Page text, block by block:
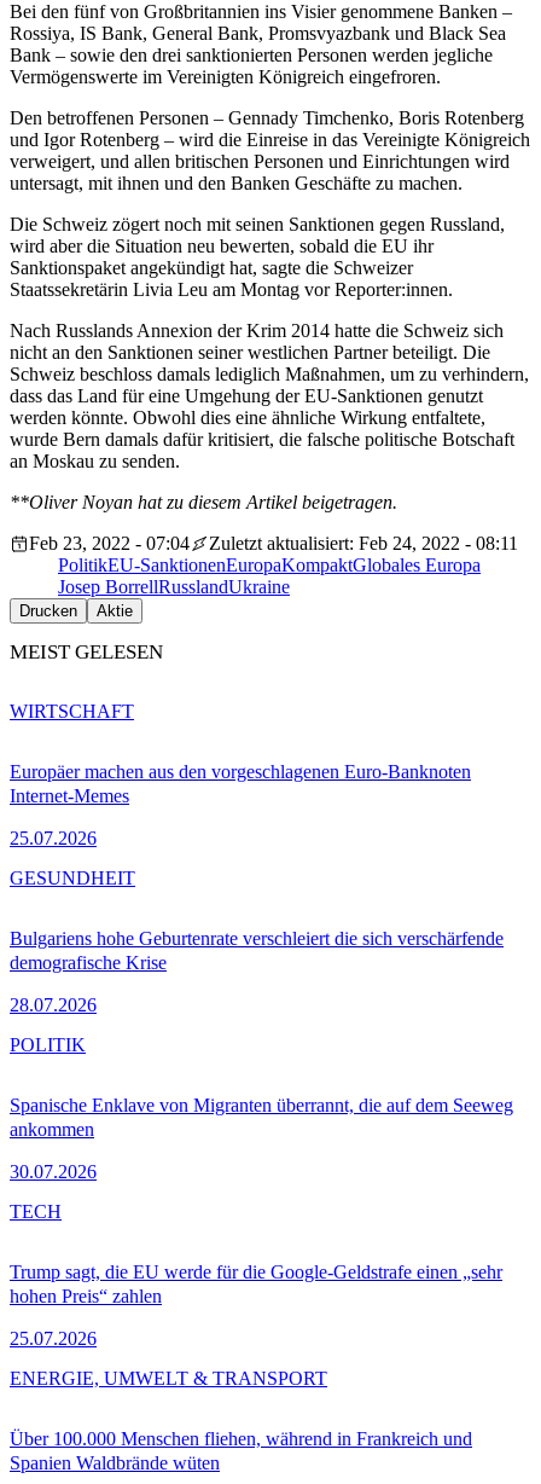
Bei den fünf von Großbritannien ins Visier genommene Banken –
Rossiya, IS Bank, General Bank, Promsvyazbank und Black Sea
Bank – sowie den drei sanktionierten Personen werden jegliche
Vermögenswerte im Vereinigten Königreich eingefroren.
Den betroffenen Personen – Gennady Timchenko, Boris Rotenberg
und Igor Rotenberg – wird die Einreise in das Vereinigte Königreich
verweigert, und allen britischen Personen und Einrichtungen wird
untersagt, mit ihnen und den Banken Geschäfte zu machen.
Die Schweiz zögert noch mit seinen Sanktionen gegen Russland,
wird aber die Situation neu bewerten, sobald die EU ihr
Sanktionspaket angekündigt hat, sagte die Schweizer
Staatssekretärin Livia Leu am Montag vor Reporter:innen.
Nach Russlands Annexion der Krim 2014 hatte die Schweiz sich
nicht an den Sanktionen seiner westlichen Partner beteiligt. Die
Schweiz beschloss damals lediglich Maßnahmen, um zu verhindern,
dass das Land für eine Umgehung der EU-Sanktionen genutzt
werden könnte. Obwohl dies eine ähnliche Wirkung entfaltete,
wurde Bern damals dafür kritisiert, die falsche politische Botschaft
an Moskau zu senden.
**Oliver Noyan hat zu diesem Artikel beigetragen.
Feb 23, 2022 - 07:04
Zuletzt aktualisiert: Feb 24, 2022 - 08:11
PolitikEU-SanktionenEuropaKompaktGlobales Europa
Josep BorrellRusslandUkraine
Drucken Aktie
MEIST GELESEN
Europäer machen aus den vorgeschlagenen Euro-Banknoten
Internet-Memes
25.07.2026
WIRTSCHAFT
Bulgariens hohe Geburtenrate verschleiert die sich verschärfende
demografische Krise
28.07.2026
GESUNDHEIT
Spanische Enklave von Migranten überrannt, die auf dem Seeweg
ankommen
30.07.2026
POLITIK
Trump sagt, die EU werde für die Google-Geldstrafe einen „sehr
hohen Preis“ zahlen
25.07.2026
TECH
Über 100.000 Menschen fliehen, während in Frankreich und
Spanien Waldbrände wüten
ENERGIE, UMWELT & TRANSPORT